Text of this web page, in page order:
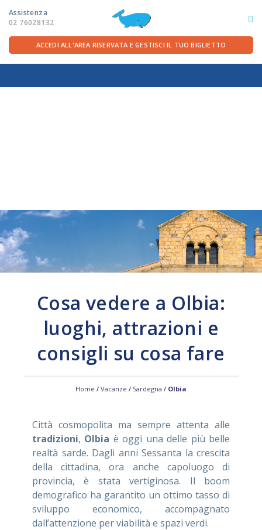
Assistenza
02 76028132
ITA FRA DEU ENG
SERVIZI A BORDO
LA COMPAGNIA
AssistenzaOnline
ACCEDI ALL'AREA RISERVATA E GESTISCI IL TUO BIGLIETTO
Cosa vedere a Olbia:
luoghi, attrazioni e
consigli su cosa fare
Home / Vacanze / Sardegna / Olbia
Città cosmopolita ma sempre attenta alle
tradizioni, Olbia è oggi una delle più belle
realtà sarde. Dagli anni Sessanta la crescita
della cittadina, ora anche capoluogo di
provincia, è stata vertiginosa. Il boom
demografico ha garantito un ottimo tasso di
sviluppo economico, accompagnato
dall’attenzione per viabilità e spazi verdi.